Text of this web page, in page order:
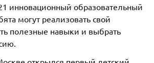
инновационный образовательный
могут реализовать свой
полезные навыки и выбрать